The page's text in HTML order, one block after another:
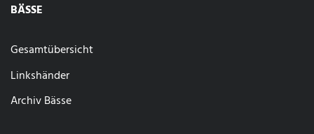
BÄSSE
Gesamtübersicht
Linkshänder
Archiv Bässe